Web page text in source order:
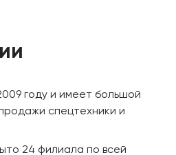
году и имеет большой
спецтехники и
24 филиала по всей